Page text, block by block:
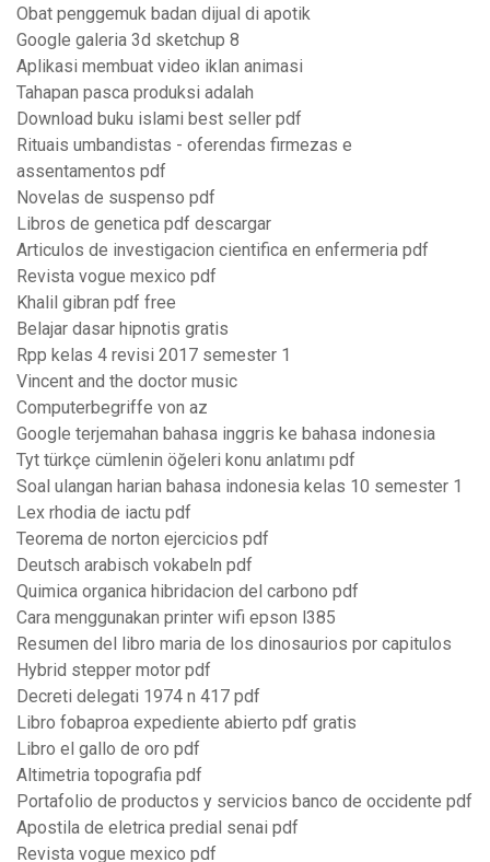
Obat penggemuk badan dijual di apotik
Google galeria 3d sketchup 8
Aplikasi membuat video iklan animasi
Tahapan pasca produksi adalah
Download buku islami best seller pdf
Rituais umbandistas - oferendas firmezas e
assentamentos pdf
Novelas de suspenso pdf
Libros de genetica pdf descargar
Articulos de investigacion cientifica en enfermeria pdf
Revista vogue mexico pdf
Khalil gibran pdf free
Belajar dasar hipnotis gratis
Rpp kelas 4 revisi 2017 semester 1
Vincent and the doctor music
Computerbegriffe von az
Google terjemahan bahasa inggris ke bahasa indonesia
Tyt türkçe cümlenin öğeleri konu anlatımı pdf
Soal ulangan harian bahasa indonesia kelas 10 semester 1
Lex rhodia de iactu pdf
Teorema de norton ejercicios pdf
Deutsch arabisch vokabeln pdf
Quimica organica hibridacion del carbono pdf
Cara menggunakan printer wifi epson l385
Resumen del libro maria de los dinosaurios por capitulos
Hybrid stepper motor pdf
Decreti delegati 1974 n 417 pdf
Libro fobaproa expediente abierto pdf gratis
Libro el gallo de oro pdf
Altimetria topografia pdf
Portafolio de productos y servicios banco de occidente pdf
Apostila de eletrica predial senai pdf
Revista vogue mexico pdf